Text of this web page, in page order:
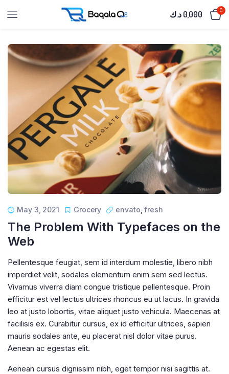
0,000 د.ك 0
May 3, 2021 Grocery envato ,fresh
The Problem With Typefaces on the
Web
Pellentesque feugiat, sem id interdum molestie, libero nibh
imperdiet velit, sodales elementum enim sem sed lectus.
Vivamus viverra diam congue tristique pellentesque. Proin
efficitur est vel lectus ultrices rhoncus eu ut lacus. In gravida
leo at justo lobortis, vitae aliquet justo vehicula. Maecenas at
facilisis ex. Curabitur cursus, ex id efficitur ultrices, sapien
mauris sodales ante, eu placerat nisl dolor vitae purus.
Aenean ac egestas elit.
Aenean cursus dignissim nibh, eget tempor nisi sagittis at.